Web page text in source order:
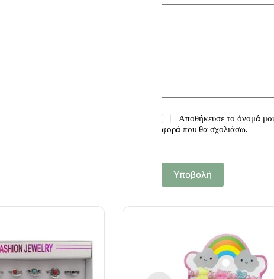
Αποθήκευσε το όνομά
φορά που θα σχολιάσω.
Υποβολή